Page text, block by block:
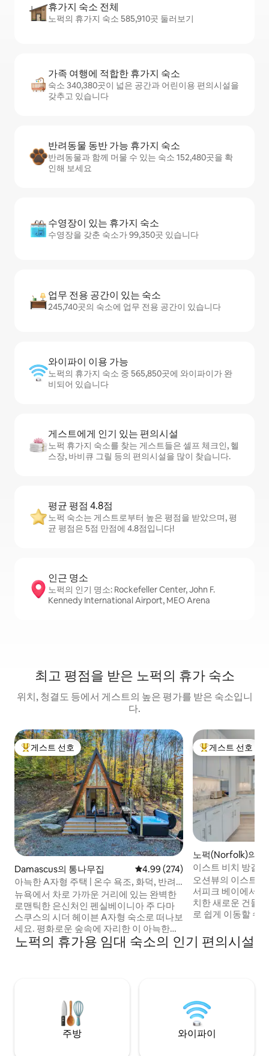
휴가지 숙소 전체
노퍽의 휴가지 숙소 585,910곳 둘러보기
가족 여행에 적합한 휴가지 숙소
숙소 340,380곳이 넓은 공간과 어린이용 편의시설을
갖추고 있습니다
반려동물 동반 가능 휴가지 숙소
반려동물과 함께 머물 수 있는 숙소 152,480곳을 확
인해 보세요
수영장이 있는 휴가지 숙소
수영장을 갖춘 숙소가 99,350곳 있습니다
업무 전용 공간이 있는 숙소
245,740곳의 숙소에 업무 전용 공간이 있습니다
와이파이 이용 가능
노퍽의 휴가지 숙소 중 565,850곳에 와이파이가 완
비되어 있습니다
게스트에게 인기 있는 편의시설
노퍽 휴가지 숙소를 찾는 게스트들은 셀프 체크인, 헬
스장, 바비큐 그릴 등의 편의시설을 많이 찾습니다.
평균 평점 4.8점
노퍽 숙소는 게스트로부터 높은 평점을 받았으며, 평
균 평점은 5점 만점에 4.8점입니다!
인근 명소
노퍽의 인기 명소: Rockefeller Center, John F.
Kennedy International Airport, MEO Arena
최고 평점을 받은 노퍽의 휴가 숙소
위치, 청결도 등에서 게스트의 높은 평가를 받은 숙소입니
다.
상위 게스트 선호
게스트 선호
Damascus의 통나무집 평점 4.99점(5점 만점), 후기 274
4.99 (274)
아늑한 A자형 주택 | 온수 욕조, 화덕, 반려
동물 동반 가능
뉴욕에서 차로 가까운 거리에 있는 완벽한
로맨틱한 은신처인 펜실베이니아 주 다마
스쿠스의 시더 헤이븐 A자형 숙소로 떠나보
세요. 평화로운 숲속에 자리한 이 아늑한
400평방피트 규모의 휴양지는 편안한 휴가
를 위해 필요한 모든 것을 제공합니다. 전용
든, 작은 오두막은 자연의 품에서 휴식을 취
하고, 다시 만나고, 추억을 만들 수 있도록
여러분을 초대합니다.
상위 게스트 선호
게스트 선호
노퍽(Norfolk)의 집
이스트 비치 방갈
오션뷰의 이스트
서피크 베이에서
치한 새로운 건물입니다! 해군
로 쉽게 이동할 수
숙소는 침실 4개,
편안한 휴가를 보
도구, 초고속 인터
니다.
노퍽의 휴가용 임대 숙소의 인기 편의시설
주방 와이파이